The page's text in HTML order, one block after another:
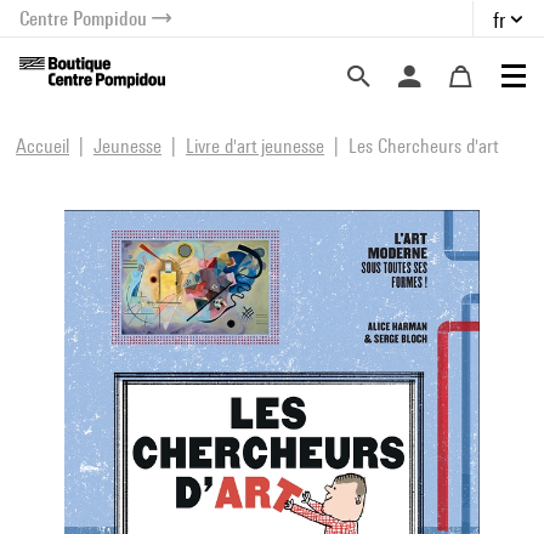
menu
contenu
Centre Pompidou fr
Accueil Jeunesse Livre d'art jeunesse Les Chercheurs d'art